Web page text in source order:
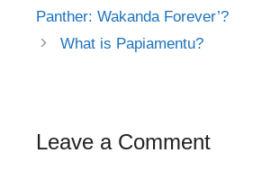
navigation
Panther: Wakanda Forever’?
What is Papiamentu?
Leave a Comment